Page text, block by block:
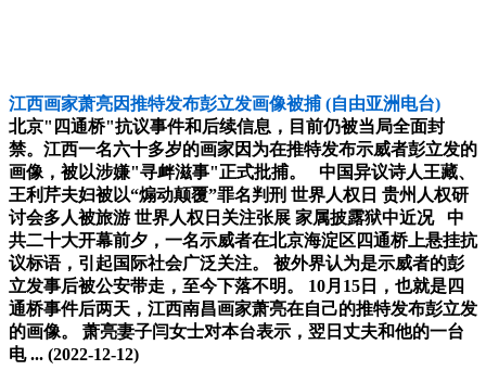
江西画家萧亮因推特发布彭立发画像被捕 (自由亚洲电台)
北京"四通桥"抗议事件和后续信息，目前仍被当局全面封
禁。江西一名六十多岁的画家因为在推特发布示威者彭立发的
画像，被以涉嫌"寻衅滋事"正式批捕。 中国异议诗人王藏、
王利芹夫妇被以“煽动颠覆”罪名判刑 世界人权日 贵州人权研
讨会多人被旅游 世界人权日关注张展 家属披露狱中近况 中
共二十大开幕前夕，一名示威者在北京海淀区四通桥上悬挂抗
议标语，引起国际社会广泛关注。 被外界认为是示威者的彭
立发事后被公安带走，至今下落不明。 10月15日，也就是四
通桥事件后两天，江西南昌画家萧亮在自己的推特发布彭立发
的画像。 萧亮妻子闫女士对本台表示，翌日丈夫和他的一台
电 ... (2022-12-12)